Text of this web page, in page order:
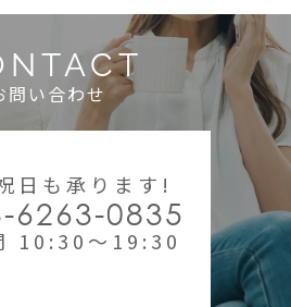
問い合わせ
日も承ります!
6263-0835
10:30～19:30